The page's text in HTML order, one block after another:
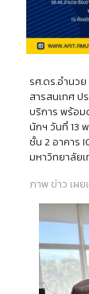
รศ.ดร.อำนว
สารสนเทศ ป
บริการ พร้อ
นักฯ วันที่ 13
ชั้น 2 อาคาร
มหาวิทยาลัย
ภาพ ข่าว เผ